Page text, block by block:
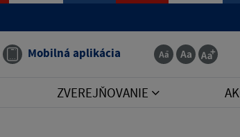
Mobilná aplikácia
ZVEREJŇOVANIE